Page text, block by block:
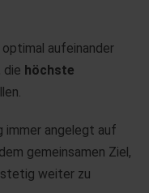
aufeinander
die höchste
immer angelegt auf
gemeinsamen Ziel,
weiter zu